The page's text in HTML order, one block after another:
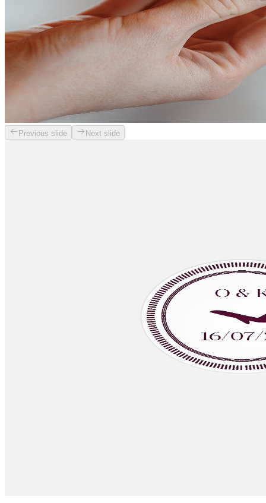
Previous slide Next slide